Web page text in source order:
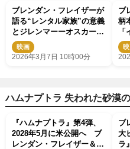
ブレンダン・フレイザーが
語る“レンタル家族”の意義
とジレンマーーオスカー後
初作品で感じた映画が持つ
「癒しの力」
映画
2026年3月7日 10時00分
ブ
柄
う
語
ハムナプトラ 失われた砂漠
『ハムナプトラ』第4弾、
2028年5月に米公開へ ブ
レンダン・フレイザー＆レ
ブ
大
ラ